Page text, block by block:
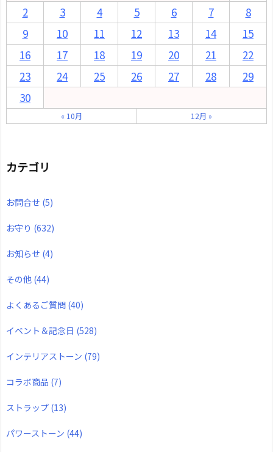
2 3 4 5 6 7
8
9
10 11 12 13 14
15
16
17 18 19 20 21
22
23
24 25 26 27 28
29
30
« 10月 12月 »
カテゴリ
お問合せ (5)
お守り (632)
お知らせ (4)
その他 (44)
よくあるご質問 (40)
イベント＆記念日 (528)
インテリアストーン (79)
コラボ商品 (7)
ストラップ (13)
パワーストーン (44)